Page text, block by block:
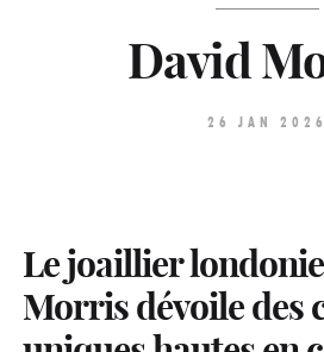
David
26 JAN 2026
Le joaillier
Morris dévoile des